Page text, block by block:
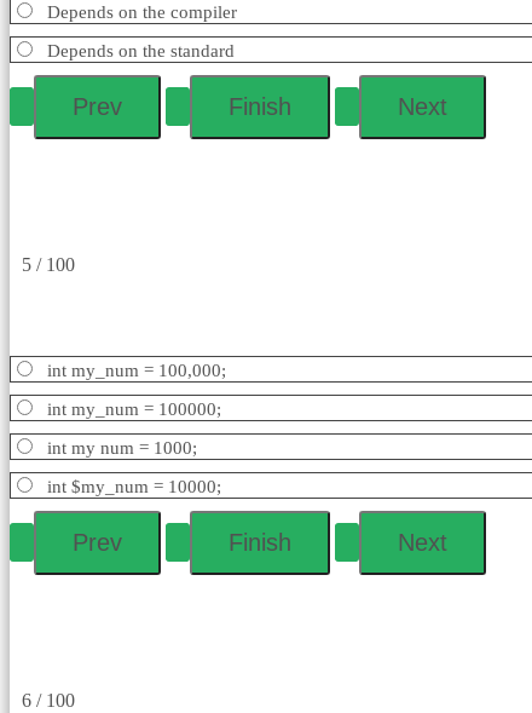
Depends on the compiler
Depends on the standard
5 / 100
int my_num = 100,000;
int my_num = 100000;
int my num = 1000;
int $my_num = 10000;
6 / 100